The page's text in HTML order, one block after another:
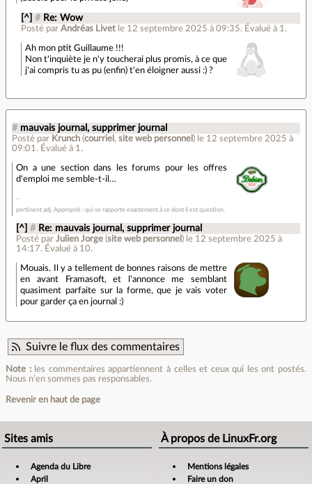
[^] # Re: Wow
Posté par Andréas Livet le 12 septembre 2025 à 09:35. Évalué à 1 .
Ah mon ptit Guillaume !!!
Non t'inquiète je n'y toucherai plus promis, à ce que
j'ai compris tu as pu (enfin) t'en éloigner aussi :) ?
# mauvais journal, supprimer journal
Posté par Krunch (courriel , site web personnel ) le 12 septembre 2025 à
09:01 . Évalué à 1 .
On a une section dans les forums pour les offres
d'emploi me semble-t-il…
pertinent adj. Approprié : qui se rapporte exactement à ce dont il est question.
[^] # Re: mauvais journal, supprimer journal
Posté parJulien Jorge (site web personnel ) le 12 septembre 2025 à
14:17. Évalué à 10.
Mouais. Il y a tellement de bonnes raisons de mettre
en avant Framasoft, et l'annonce me semblant
quasiment parfaite sur la forme, que je vais voter
pour garder ça en journal :)
Suivre le flux des commentaires
Note :les commentaires appartiennent à celles et ceux qui les ont postés.
Nous n’en sommes pas responsables.
Revenir en haut de page
Sites amis
Agenda du Libre
April
À propos de LinuxFr.org
Mentions légales
Faire un don